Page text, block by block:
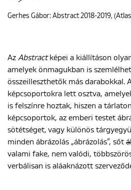
Gerhes Gábor: Abstract 2018-2019,
Az Abstractképei a kiállításon
amelyek önmagukban is
összeilleszthetők más darabokkal.
képcsoportokra lett osztva,
is felszínre hoztak, hiszen a
képcsoportok, az emberi testet
sötétséget, vagy különös
minden ábrázolás „ábrázolás”, sőt
valami fake, nem valódi,
verbálisan is aláaknázott